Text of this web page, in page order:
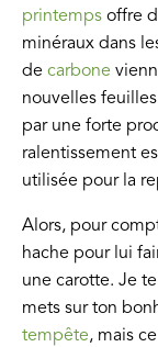
printemps offre
minéraux dans
de carbone
nouvelles
par une forte
ralentissement
utilisée pour la
Alors, pour
hache pour lui
une carotte. Je
mets sur ton
tempête, mais